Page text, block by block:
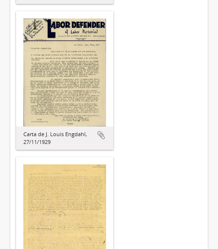
Carta de J. Louis Engdahl,
27/11/1929